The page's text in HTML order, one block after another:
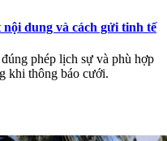
dung và cách gửi tinh tế
phép lịch sự và phù hợp
khi thông báo cưới.